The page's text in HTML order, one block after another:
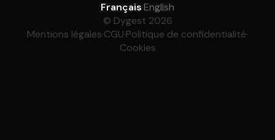
Français·English
© Dygest 2026
Mentions légales·CGU·Politique de confidentialité·
Cookies